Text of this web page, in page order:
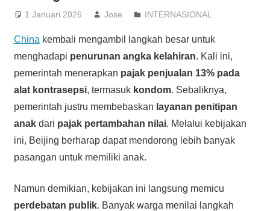
1 Januari 2026 Jose INTERNASIONAL
China kembali mengambil langkah besar untuk
menghadapi penurunan angka kelahiran. Kali ini,
pemerintah menerapkan pajak penjualan 13% pada
alat kontrasepsi, termasuk kondom. Sebaliknya,
pemerintah justru membebaskan layanan penitipan
anakdari pajak pertambahan nilai. Melalui kebijakan
ini, Beijing berharap dapat mendorong lebih banyak
pasangan untuk memiliki anak.
Namun demikian, kebijakan ini langsung memicu
perdebatan publik. Banyak warga menilai langkah